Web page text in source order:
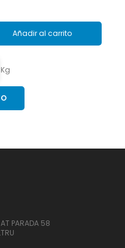
Añadir al carrito
Kg
PARADA 58